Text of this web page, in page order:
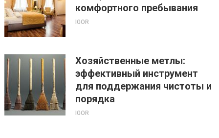
комфортного пребывания
IGOR
Хозяйственные метлы:
эффективный инструмент
для поддержания чистоты и
порядка
IGOR